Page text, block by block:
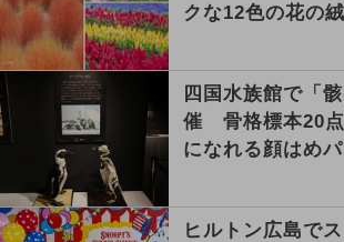
クな12色の花の
四国水族館で「
催 骨格標本20点
になれる顔はめ
ヒルトン広島で